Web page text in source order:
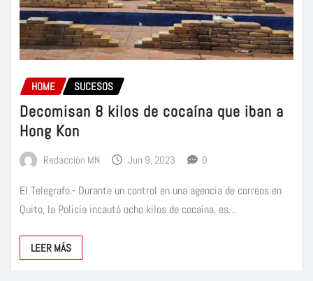
HOME SUCESOS
Decomisan 8 kilos de cocaína que iban a
Hong Kon
Redacción MN Jun 9, 2023 0
El Telegrafo.- Durante un control en una agencia de correos en
Quito, la Policía incautó ocho kilos de cocaína, es…
LEER MÁS